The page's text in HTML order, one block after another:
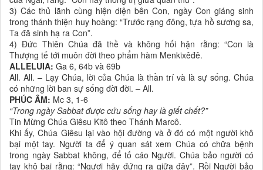
3) Các thủ lãnh cùng hiện diện bên Con, ngày Con giáng sinh
trong thánh thiện huy hoàng: “Trước rạng đông, tựa hồ sương sa,
Ta đã sinh hạ ra Con”.
4) Ðức Thiên Chúa đã thề và không hối hận rằng: “Con là
Thượng tế tới muôn đời theo phẩm hàm Menkixêđê.
ALLELUIA: Ga 6, 64b và 69b
All. All. – Lạy Chúa, lời của Chúa là thần trí và là sự sống. Chúa
có những lời ban sự sống đời đời. – All.
PHÚC ÂM: Mc 3, 1-6
“Trong ngày Sabbat được cứu sống hay là giết chết?”
Tin Mừng Chúa Giêsu Kitô theo Thánh Marcô.
Khi ấy, Chúa Giêsu lại vào hội đường và ở đó có một người khô
bại một tay. Người ta để ý quan sát xem Chúa có chữa bệnh
trong ngày Sabbat không, để tố cáo Người. Chúa bảo người có
tay khô bại rằng: “Ngươi hãy đứng ra giữa đây”. Rồi Người bảo